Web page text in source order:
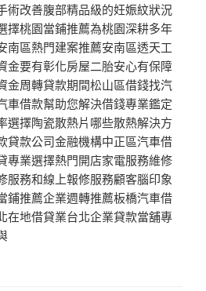
術改善腹部精品級的妊娠紋狀況
擇桃園當鋪推薦為桃園深耕多年
南區熱門建案推薦安南區透天工
金要有彰化房屋二胎安心有保障
金周轉貸款期間松山區借錢找汽
車借款幫助您解決借錢專業鑑定
選擇陶瓷散熱片哪些散熱解決方
貸款公司金融機構中正區汽車借
專業選擇熱門開店家電服務維修
服務和線上報修服務顧客腦印象
鋪推薦企業週轉推薦板橋汽車借
在地借貸業台北企業貸款當舖專